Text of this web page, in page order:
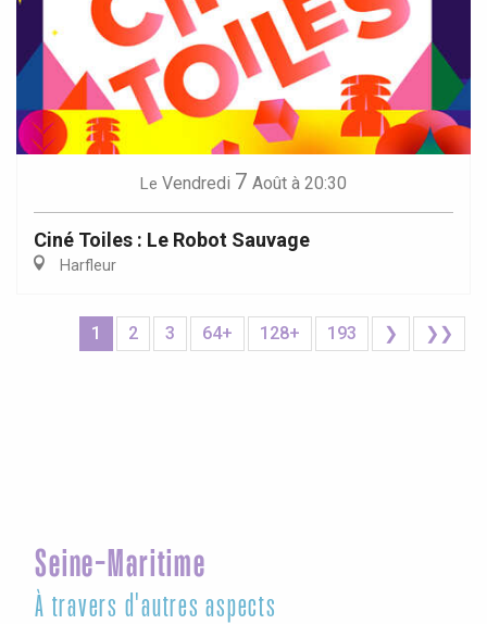
Le Vendredi 7 Août à 20:30
Ciné Toiles : Le Robot Sauvage
Harfleur
1 2 3 64+ 128+ 193 ❯ ❯❯
Seine-Maritime
À travers d'autres aspects